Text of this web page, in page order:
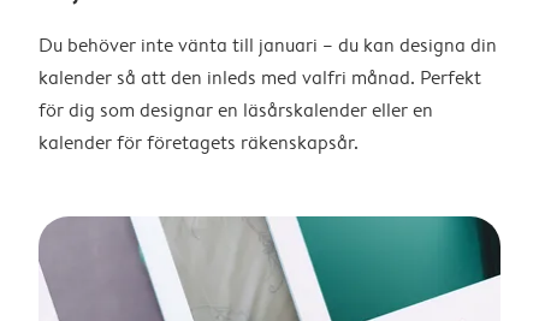
Du behöver inte vänta till januari – du kan designa din
kalender så att den inleds med valfri månad. Perfekt
för dig som designar en läsårskalender eller en
kalender för företagets räkenskapsår.